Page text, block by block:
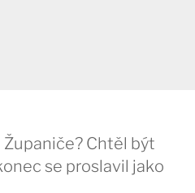
Chtěl být
se proslavil jako